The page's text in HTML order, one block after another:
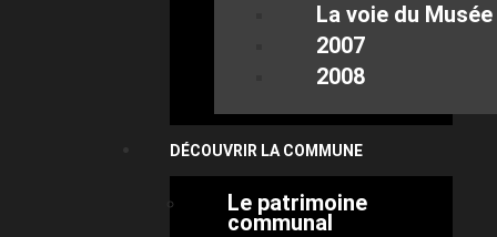
La voie du Musée
2007
2008
DÉCOUVRIR LA COMMUNE
Le patrimoine
communal